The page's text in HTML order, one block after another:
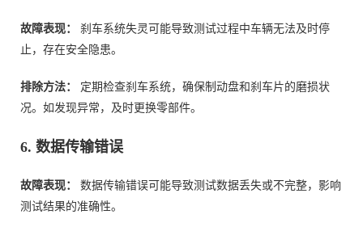
故障表现：
刹车系统失灵可能导致测试过程中车辆无法及时停
止，存在安全隐患。
排除方法：
定期检查刹车系统，确保制动盘和刹车片的磨损状
况。如发现异常，及时更换零部件。
6. 数据传输错误
故障表现：
数据传输错误可能导致测试数据丢失或不完整，影响
测试结果的准确性。